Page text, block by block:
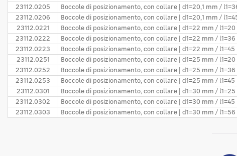
23112.0205
Boccole di posizionamento, con collare | d1=20,1 mm /
23112.0206
Boccole di posizionamento, con collare | d1=20,1 mm /
23112.0221
Boccole di posizionamento, con collare | d1=22 mm / l1=20
23112.0222
Boccole di posizionamento, con collare | d1=22 mm / l1=36
23112.0223
Boccole di posizionamento, con collare | d1=22 mm / l1=45
23112.0251
Boccole di posizionamento, con collare | d1=25 mm / l1=20
23112.0252
Boccole di posizionamento, con collare | d1=25 mm / l1=36
23112.0253
Boccole di posizionamento, con collare | d1=25 mm / l1=45
23112.0301
Boccole di posizionamento, con collare | d1=30 mm / l1=25
23112.0302
Boccole di posizionamento, con collare | d1=30 mm / l1=45
23112.0303
Boccole di posizionamento, con collare | d1=30 mm / l1=56